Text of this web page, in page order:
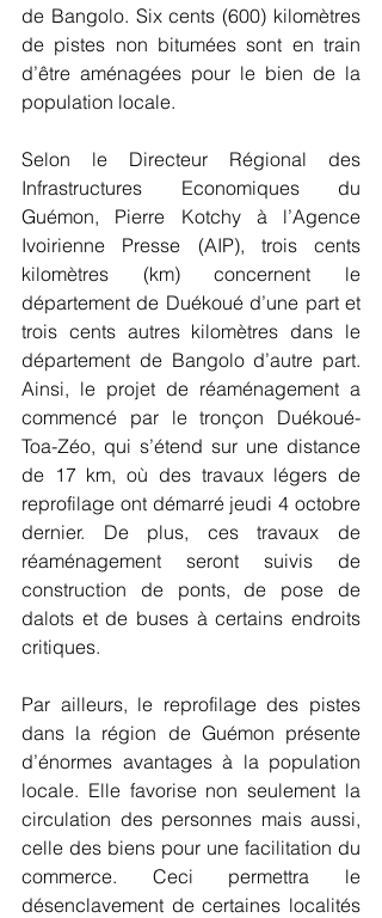
de Bangolo. Six cents (600) kilomètres
de pistes non bitumées sont en train
d’être aménagées pour le bien de la
population locale.
Selon le Directeur Régional des
Infrastructures Economiques du
Guémon, Pierre Kotchy à l’Agence
Ivoirienne Presse (AIP), trois cents
kilomètres (km) concernent le
département de Duékoué d’une part et
trois cents autres kilomètres dans le
département de Bangolo d’autre part.
Ainsi, le projet de réaménagement a
commencé par le tronçon Duékoué-
Toa-Zéo, qui s’étend sur une distance
de 17 km, où des travaux légers de
reprofilage ont démarré jeudi 4 octobre
dernier. De plus, ces travaux de
réaménagement seront suivis de
construction de ponts, de pose de
dalots et de buses à certains endroits
critiques.
Par ailleurs, le reprofilage des pistes
dans la région de Guémon présente
d’énormes avantages à la population
locale. Elle favorise non seulement la
circulation des personnes mais aussi,
celle des biens pour une facilitation du
commerce. Ceci permettra le
désenclavement de certaines localités